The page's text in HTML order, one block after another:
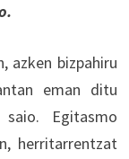
azken bizpahiru
eman ditu
Egitasmo
herritarrentzat